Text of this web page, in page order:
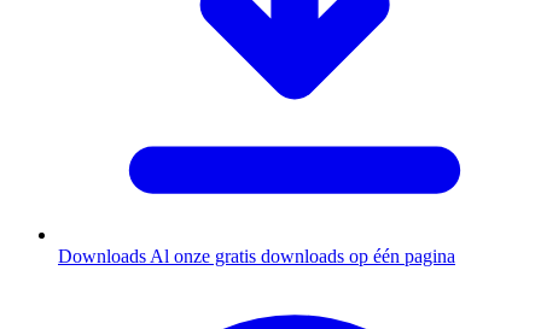
Downloads Al onze gratis downloads op één pagina